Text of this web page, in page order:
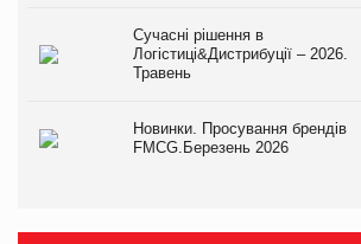
Сучасні рішення в
Логістиці&Дистрибуції – 2026.
Травень
Новинки. Просування брендів
FMCG.Березень 2026